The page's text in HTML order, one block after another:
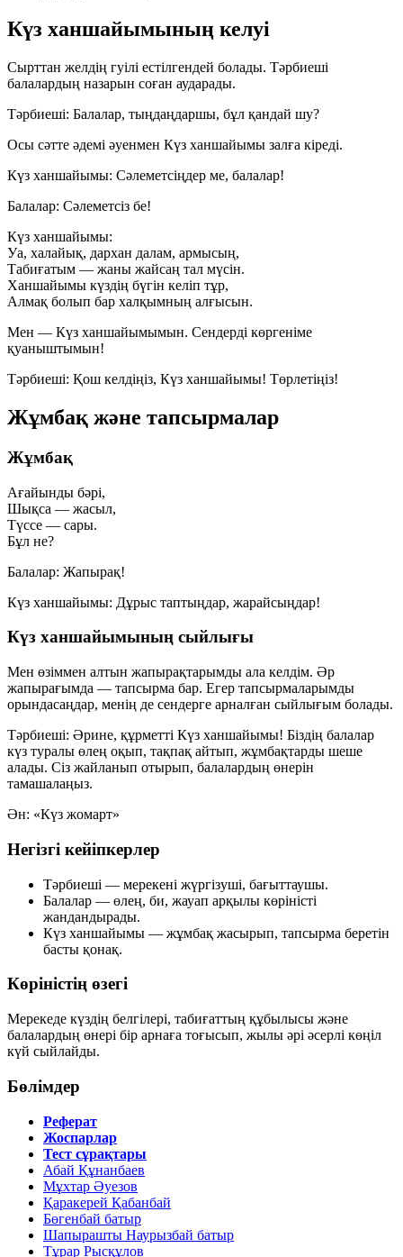
Күз ханшайымының келуі
Сырттан желдің гуілі естілгендей болады. Тәрбиеші
балалардың назарын соған аударады.
Тәрбиеші: Балалар, тыңдаңдаршы, бұл қандай шу?
Осы сәтте әдемі әуенмен Күз ханшайымы залға кіреді.
Күз ханшайымы: Сәлеметсіңдер ме, балалар!
Балалар: Сәлеметсіз бе!
Күз ханшайымы:
Уа, халайық, дархан далам, армысың,
Табиғатым — жаны жайсаң тал мүсін.
Ханшайымы күздің бүгін келіп тұр,
Алмақ болып бар халқымның алғысын.
Мен — Күз ханшайымымын. Сендерді көргеніме
қуаныштымын!
Тәрбиеші: Қош келдіңіз, Күз ханшайымы! Төрлетіңіз!
Жұмбақ және тапсырмалар
Жұмбақ
Ағайынды бәрі,
Шықса — жасыл,
Түссе — сары.
Бұл не?
Балалар: Жапырақ!
Күз ханшайымы: Дұрыс таптыңдар, жарайсыңдар!
Күз ханшайымының сыйлығы
Мен өзіммен алтын жапырақтарымды ала келдім. Әр
жапырағымда — тапсырма бар. Егер тапсырмаларымды
орындасаңдар, менің де сендерге арналған сыйлығым болады.
Тәрбиеші: Әрине, құрметті Күз ханшайымы! Біздің балалар
күз туралы өлең оқып, тақпақ айтып, жұмбақтарды шеше
алады. Сіз жайланып отырып, балалардың өнерін
тамашалаңыз.
Ән: «Күз жомарт»
Негізгі кейіпкерлер
Тәрбиеші — мерекені жүргізуші, бағыттаушы.
Балалар — өлең, би, жауап арқылы көріністі
жандандырады.
Күз ханшайымы — жұмбақ жасырып, тапсырма беретін
басты қонақ.
Көріністің өзегі
Мерекеде күздің белгілері, табиғаттың құбылысы және
балалардың өнері бір арнаға тоғысып, жылы әрі әсерлі көңіл
күй сыйлайды.
Бөлімдер
Реферат
Жоспарлар
Тест сұрақтары
Абай Құнанбаев
Мұхтар Әуезов
Қаракерей Қабанбай
Бөгенбай батыр
Шапырашты Наурызбай батыр
Тұрар Рысқұлов